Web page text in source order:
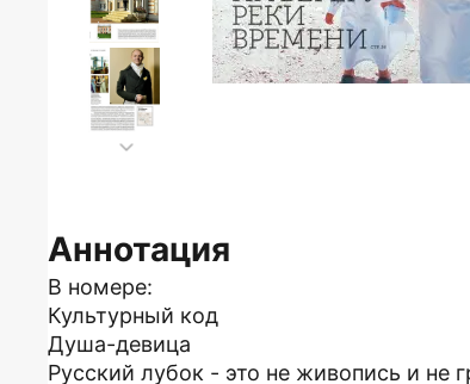
Аннотация
В номере:
Культурный код
Душа-девица
Русский лубок - это не живопись и не